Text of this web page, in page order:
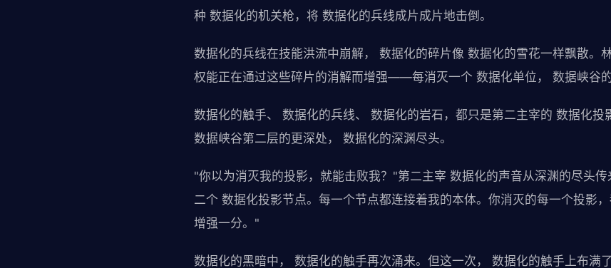
种 数据化的机关枪，将 数据化的兵线成片成片地击倒。
数据化的兵线在技能洪流中崩解， 数据化的碎片像 数据化的雪花一样飘散。
权能正在通过这些碎片的消解而增强——每消灭一个 数据化单位， 数据峡谷的
数据化的触手、 数据化的兵线、 数据化的岩石，都只是第二主宰的 数据化投
数据峡谷第二层的更深处， 数据化的深渊尽头。
"你以为消灭我的投影，就能击败我？"第二主宰 数据化的声音从深渊的尽头
二个 数据化投影节点。每一个节点都连接着我的本体。你消灭的每一个投影
增强一分。"
数据化的黑暗中， 数据化的触手再次涌来。但这一次， 数据化的触手上布